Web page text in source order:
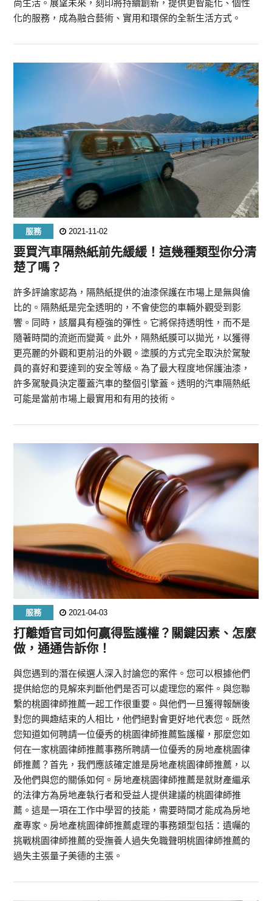
尚生活。展望未來，刻印將持續創新，提供更智能化、個性
化的服務，成為融合藝術、實用和環保的全新生活方式。
服務 2021-11-02
要買汽車隔熱紙前先緩緩！這幾種類型你分清
楚了嗎？
許多評論家認為，隔熱紙提供的油漆保護在市場上是無與倫
比的。隔熱紙是完全透明的，不會使您的車輛外觀受到影
響。同時，該層具有極強的彈性。它將保持透明性，而不是
隨著時間的流逝而變黃。此外，隔熱紙膜可以拋光，以獲得
更亮麗的外觀和更前沿的外觀。塗膜的方式完全取決於駕駛
員的喜好和要達到的安全等級。為了最大程度地保護油漆，
許多駕駛員決定覆蓋汽車的整個引擎蓋。透明的汽車隔熱紙
可能是當前市場上最實用和有用的技術。
服務 2021-04-03
打離婚官司如何贏得監護權？關鍵因素、怎麼
做，通通告訴你！
與您遇到的潛在候選人深入討論您的案件。您可以根據他們
提供給您的見解來判斷他們是否可以處理您的案件。與您聯
繫的桃園律師推薦一起工作很重要。與他們一旦獲得報酬後
對您的興趣結束的人相比，他們絕對會更好地代表您。既然
您知道如何聘請一位優秀的桃園律師推薦監護權，那麼您如
何在一家桃園律師推薦事務所聘請一位優秀的房地產桃園律
師推薦？首先，我們應該確定誰是房地產桃園律師推薦，以
及他們與您的關係如何。房地產桃園律師推薦是就財產繼承
的法律方為房地產執行者和受益人提供建議的桃園律師推
薦。這是一項在工作中學習的技能，需要時間才能成為房地
產專家。房地產桃園律師推薦處理的事務類型包括：遺囑的
挑戰桃園律師推薦的受撫養人過失免職聲明桃園律師推薦的
過失主張量子美德的主張。